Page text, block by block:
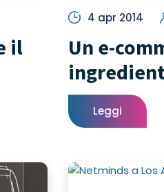
il
4 apr 2014
Un e-
Leggi